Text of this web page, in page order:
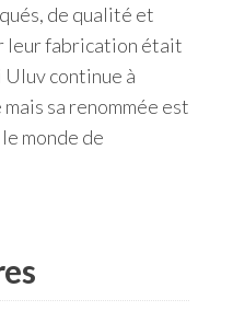
de qualité et
leur fabrication était
Uluv continue à
sa renommée est
monde de